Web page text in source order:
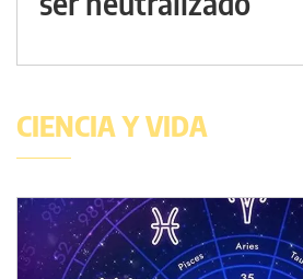
CIENCIA Y VIDA